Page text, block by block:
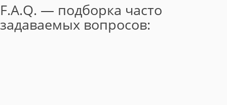
F.A.Q. — подборка часто
задаваемых вопросов: